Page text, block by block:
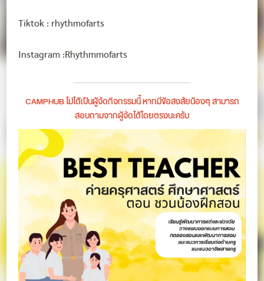
Tiktok : rhythmofarts
Instagram :Rhythmmofarts
CAMPHUB ไม่ได้เป็นผู้จัดกิจกรรมนี้ หากมีข้อสงสัยน้องๆ สามารถ
สอบถามจากผู้จัดได้โดยตรงนะครับ